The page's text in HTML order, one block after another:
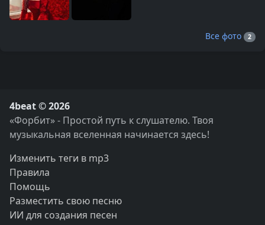
Все фото 2
4beat © 2026
«Форбит» - Простой путь к слушателю. Твоя
музыкальная вселенная начинается здесь!
Изменить теги в mp3
Правила
Помощь
Разместить свою песню
ИИ для создания песен